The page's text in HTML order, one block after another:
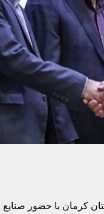
با حضور صنایع